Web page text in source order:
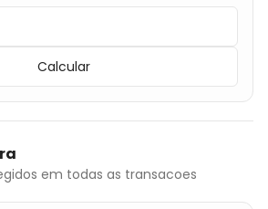
Calcular
em todas as transacoes